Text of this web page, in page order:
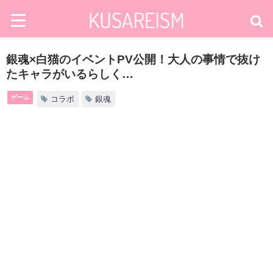
銀魂×白猫のイベントPV公開！大人の事情で抜け
たキャラがいるらしく…
ゲーム コラボ 銀魂